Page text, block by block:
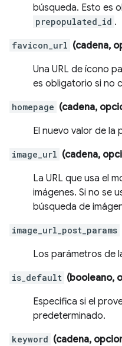
búsqueda. Esto es
prepopulated_id .
favicon_url (cadena,
Una URL de ícono
es obligatorio si no
homepage (cadena,
El nuevo valor de la
image_url (cadena,
La URL que usa el
imágenes. Si no se
búsqueda de
image_url_post_params
Los parámetros de
is_default (booleano,
Especifica si el
predeterminado.
keyword (cadena,